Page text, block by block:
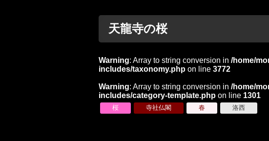
天龍寺の桜
Warning: Array to string conversion in /home/
includes/taxonomy.php on line 3772
Warning: Array to string conversion in /home/
includes/category-template.php on line 1301
桜 寺社仏閣 春 洛西